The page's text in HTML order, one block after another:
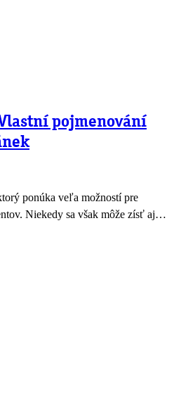
pojmenování
ponúka veľa možností pre
Niekedy sa však môže zísť aj…